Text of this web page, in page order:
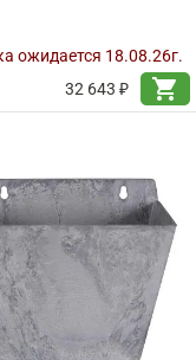
ожидается 18.08.26г.
32 643 ₽
shopping_cart